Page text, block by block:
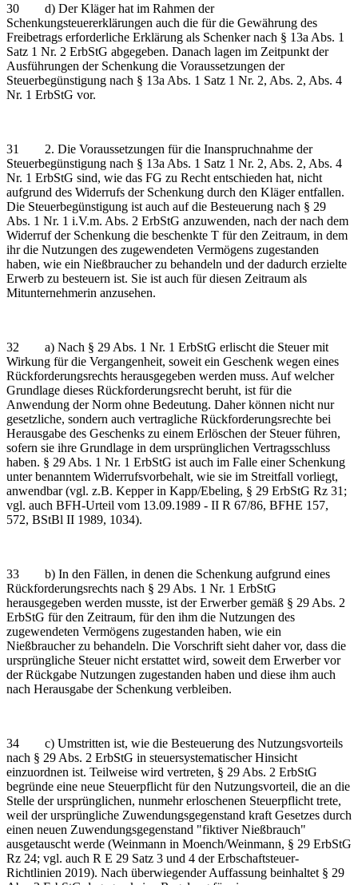
30 d) Der Kläger hat im Rahmen der
Schenkungsteuererklärungen auch die für die Gewährung des
Freibetrags erforderliche Erklärung als Schenker nach § 13a Abs. 1
Satz 1 Nr. 2 ErbStG abgegeben. Danach lagen im Zeitpunkt der
Ausführungen der Schenkung die Voraussetzungen der
Steuerbegünstigung nach § 13a Abs. 1 Satz 1 Nr. 2, Abs. 2, Abs. 4
Nr. 1 ErbStG vor.
31 2. Die Voraussetzungen für die Inanspruchnahme der
Steuerbegünstigung nach § 13a Abs. 1 Satz 1 Nr. 2, Abs. 2, Abs. 4
Nr. 1 ErbStG sind, wie das FG zu Recht entschieden hat, nicht
aufgrund des Widerrufs der Schenkung durch den Kläger entfallen.
Die Steuerbegünstigung ist auch auf die Besteuerung nach § 29
Abs. 1 Nr. 1 i.V.m. Abs. 2 ErbStG anzuwenden, nach der nach dem
Widerruf der Schenkung die beschenkte T für den Zeitraum, in dem
ihr die Nutzungen des zugewendeten Vermögens zugestanden
haben, wie ein Nießbraucher zu behandeln und der dadurch erzielte
Erwerb zu besteuern ist. Sie ist auch für diesen Zeitraum als
Mitunternehmerin anzusehen.
32 a) Nach § 29 Abs. 1 Nr. 1 ErbStG erlischt die Steuer mit
Wirkung für die Vergangenheit, soweit ein Geschenk wegen eines
Rückforderungsrechts herausgegeben werden muss. Auf welcher
Grundlage dieses Rückforderungsrecht beruht, ist für die
Anwendung der Norm ohne Bedeutung. Daher können nicht nur
gesetzliche, sondern auch vertragliche Rückforderungsrechte bei
Herausgabe des Geschenks zu einem Erlöschen der Steuer führen,
sofern sie ihre Grundlage in dem ursprünglichen Vertragsschluss
haben. § 29 Abs. 1 Nr. 1 ErbStG ist auch im Falle einer Schenkung
unter benanntem Widerrufsvorbehalt, wie sie im Streitfall vorliegt,
anwendbar (vgl. z.B. Kepper in Kapp/Ebeling, § 29 ErbStG Rz 31;
vgl. auch BFH-Urteil vom 13.09.1989 - II R 67/86, BFHE 157,
572, BStBl II 1989, 1034).
33 b) In den Fällen, in denen die Schenkung aufgrund eines
Rückforderungsrechts nach § 29 Abs. 1 Nr. 1 ErbStG
herausgegeben werden musste, ist der Erwerber gemäß § 29 Abs. 2
ErbStG für den Zeitraum, für den ihm die Nutzungen des
zugewendeten Vermögens zugestanden haben, wie ein
Nießbraucher zu behandeln. Die Vorschrift sieht daher vor, dass die
ursprüngliche Steuer nicht erstattet wird, soweit dem Erwerber vor
der Rückgabe Nutzungen zugestanden haben und diese ihm auch
nach Herausgabe der Schenkung verbleiben.
34 c) Umstritten ist, wie die Besteuerung des Nutzungsvorteils
nach § 29 Abs. 2 ErbStG in steuersystematischer Hinsicht
einzuordnen ist. Teilweise wird vertreten, § 29 Abs. 2 ErbStG
begründe eine neue Steuerpflicht für den Nutzungsvorteil, die an die
Stelle der ursprünglichen, nunmehr erloschenen Steuerpflicht trete,
weil der ursprüngliche Zuwendungsgegenstand kraft Gesetzes durch
einen neuen Zuwendungsgegenstand "fiktiver Nießbrauch"
ausgetauscht werde (Weinmann in Moench/Weinmann, § 29 ErbStG
Rz 24; vgl. auch R E 29 Satz 3 und 4 der Erbschaftsteuer-
Richtlinien 2019). Nach überwiegender Auffassung beinhaltet § 29